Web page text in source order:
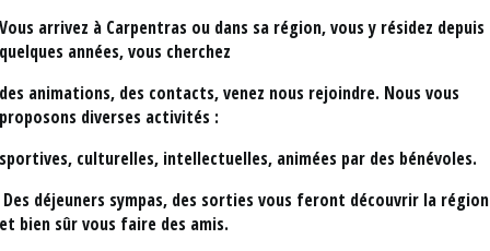
arrivez à Carpentras ou dans sa région, vous y résidez depuis
années, vous cherchez
animations, des contacts, venez nous rejoindre. Nous vous
diverses activités :
culturelles, intellectuelles, animées par des bénévoles.
Des déjeuners sympas, des sorties vous feront découvrir la région
bien sûr vous faire des amis.